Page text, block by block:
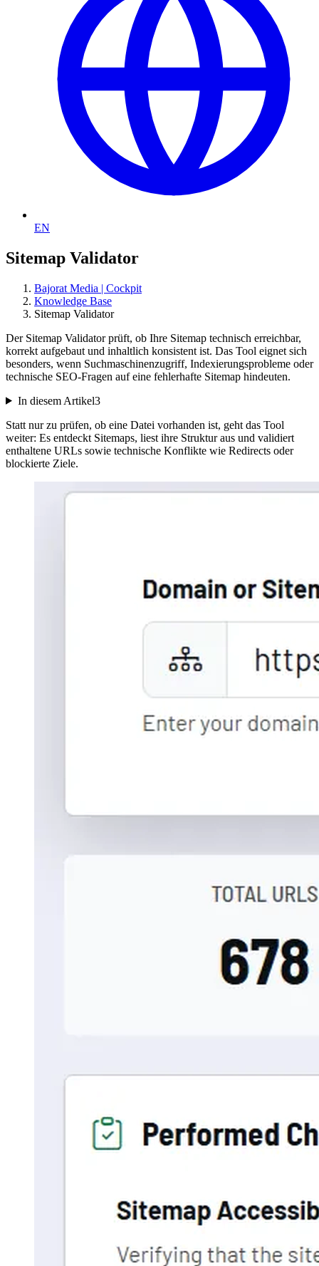
EN
Sitemap Validator
Bajorat Media | Cockpit
Knowledge Base
Sitemap Validator
Der Sitemap Validator prüft, ob Ihre Sitemap technisch erreichbar,
korrekt aufgebaut und inhaltlich konsistent ist. Das Tool eignet sich
besonders, wenn Suchmaschinenzugriff, Indexierungsprobleme oder
technische SEO-Fragen auf eine fehlerhafte Sitemap hindeuten.
In diesem Artikel3
Statt nur zu prüfen, ob eine Datei vorhanden ist, geht das Tool
weiter: Es entdeckt Sitemaps, liest ihre Struktur aus und validiert
enthaltene URLs sowie technische Konflikte wie Redirects oder
blockierte Ziele.